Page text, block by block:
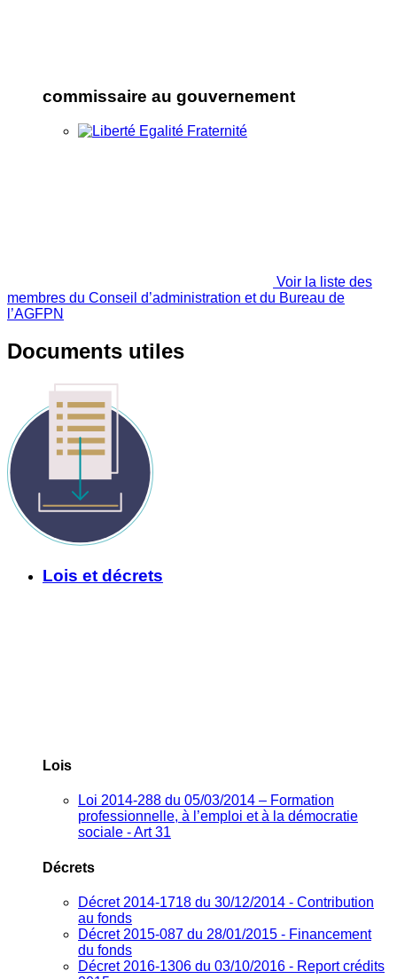
commissaire au gouvernement
Voir la liste des
membres du Conseil d’administration et du Bureau de
l’AGFPN
Documents utiles
Lois et décrets
Lois
Loi 2014-288 du 05/03/2014 – Formation
professionnelle, à l’emploi et à la démocratie
sociale - Art 31
Décrets
Décret 2014-1718 du 30/12/2014 - Contribution
au fonds
Décret 2015-087 du 28/01/2015 - Financement
du fonds
Décret 2016-1306 du 03/10/2016 - Report crédits